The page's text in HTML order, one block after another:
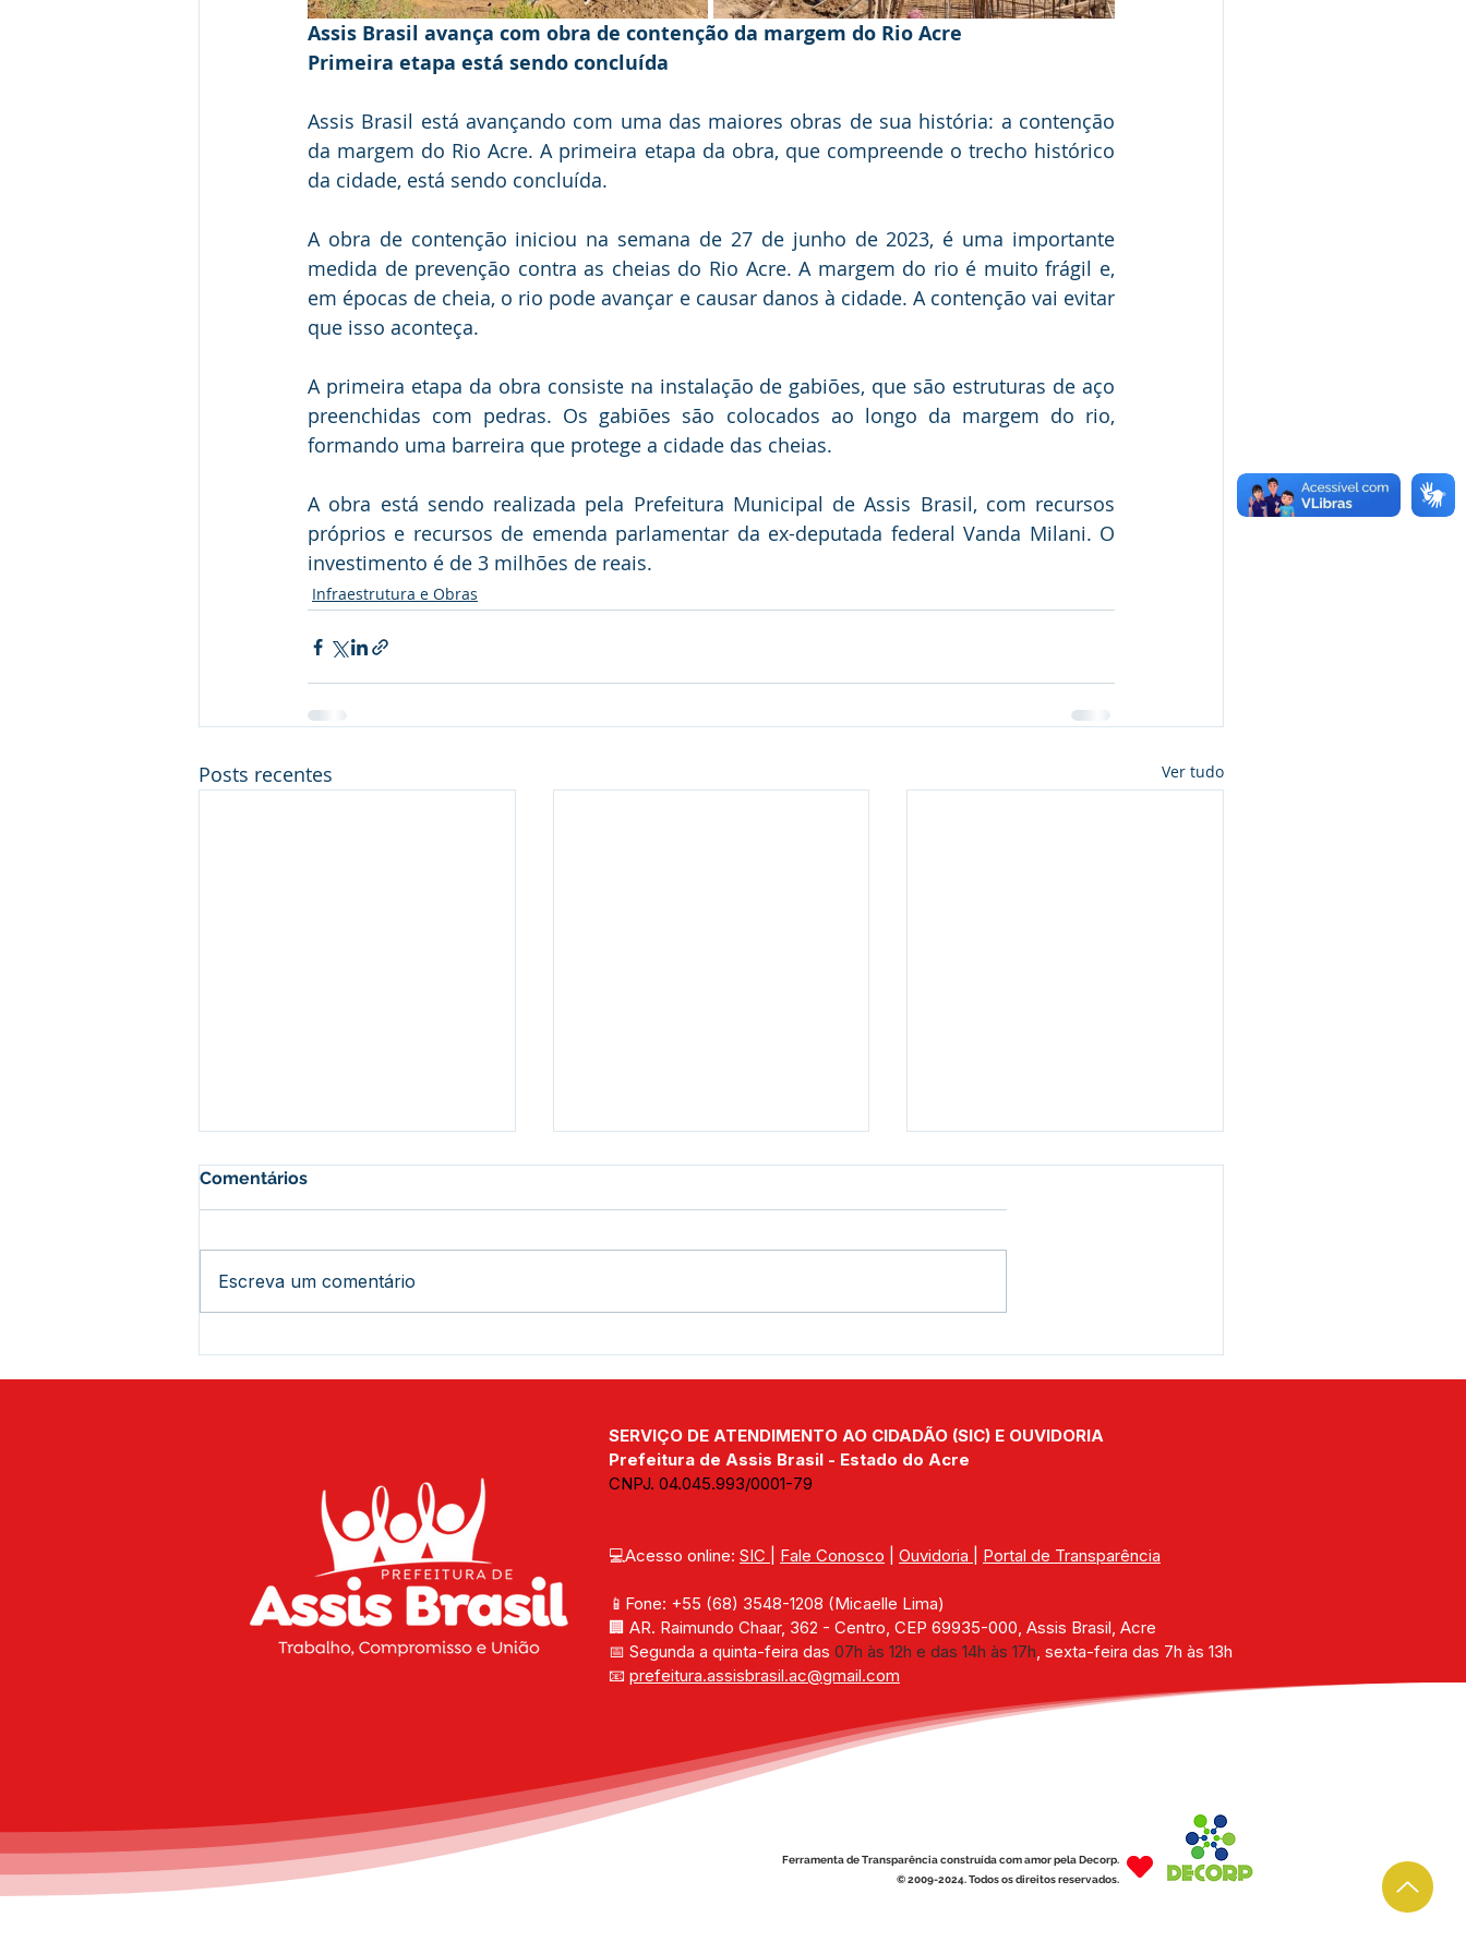
Assis Brasil avança com obra de contenção da margem do Rio Acre
Primeira etapa está sendo concluída
Assis Brasil está avançando com uma das maiores obras de sua história: a contenção
da margem do Rio Acre. A primeira etapa da obra, que compreende o trecho histórico
da cidade, está sendo concluída.
A obra de contenção iniciou na semana de 27 de junho de 2023, é uma importante
medida de prevenção contra as cheias do Rio Acre. A margem do rio é muito frágil e,
em épocas de cheia, o rio pode avançar e causar danos à cidade. A contenção vai evitar
que isso aconteça.
A primeira etapa da obra consiste na instalação de gabiões, que são estruturas de aço
preenchidas com pedras. Os gabiões são colocados ao longo da margem do rio,
formando uma barreira que protege a cidade das cheias.
A obra está sendo realizada pela Prefeitura Municipal de Assis Brasil, com recursos
próprios e recursos de emenda parlamentar da ex-deputada federal Vanda Milani. O
investimento é de 3 milhões de reais.
Infraestrutura e Obras
Posts recentes Ver tudo
Comentários
Escreva um comentário
SERVIÇO DE ATENDIMENTO AO CIDADÃO (SIC) E OUVIDORIA
Prefeitura de Assis Brasil - Estado do Acre
CNPJ. 04.045.993/0001-79
💻Acesso online: SIC Fale Conosco Ouvidoria Portal de Transparência
📱Fone: +55 (68) 3548-1208 (Micaelle Lima)
🏢 AR. Raimundo Chaar, 362 - Centro, CEP 69935-000, Assis Brasil, Acre
📅 Segunda a quinta-feira das 07h às 12h e das 14h às 17h , sexta-feira das 7h às 13h
📧 prefeitura.assisbrasil.ac@gmail.com
Ferramenta de Transparência construída com amor pela Decorp.
© 2009-2024. Todos os direitos reservados.